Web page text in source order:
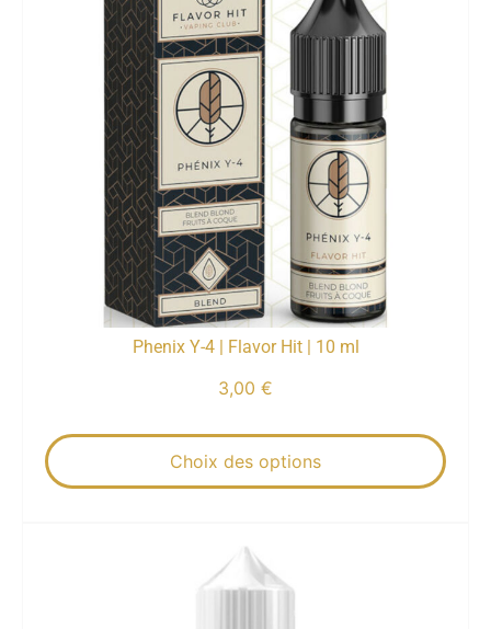
Phenix Y-4 | Flavor Hit | 10 ml
3,00 €
Choix des options